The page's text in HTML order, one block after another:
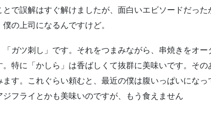
で誤解はすぐ解けましたが、面白いエビソードだった
の上司になるんですけど。
ガツ刺し」です。それをつまみながら、串焼きをオー
。特に「かしら」は香ばしくて抜群に美味いです。その
す。これぐらい頼むと、最近の僕は腹いっぱいになっ
フライとかも美味いのですが、もう食えません